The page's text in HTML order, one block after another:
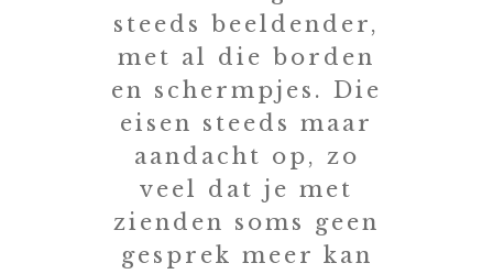
steeds beeldender,
met al die borden
en schermpjes. Die
eisen steeds maar
aandacht op, zo
veel dat je met
zienden soms geen
gesprek meer kan